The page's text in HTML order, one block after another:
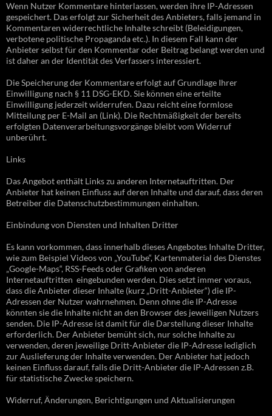
Wenn Nutzer Kommentare hinterlassen, werden ihre IP-Adressen
gespeichert. Das erfolgt zur Sicherheit des Anbieters, falls jemand in
Kommentaren widerrechtliche Inhalte schreibt (Beleidigungen,
verbotene politische Propaganda etc.). In diesem Fall kann der
Anbieter selbst für den Kommentar oder Beitrag belangt werden und
ist daher an der Identität des Verfassers interessiert.
Die Speicherung der Kommentare erfolgt auf Grundlage Ihrer
Einwilligung nach § 11 DSG-EKD. Sie können eine erteilte
Einwilligung jederzeit widerrufen. Dazu reicht eine formlose
Mitteilung per E-Mail an (Link). Die Rechtmäßigkeit der bereits
erfolgten Datenverarbeitungsvorgänge bleibt vom Widerruf
unberührt.
Links
Das Angebot enthält Links zu anderen Internetauftritten. Der
Anbieter hat keinen Einfluss auf deren Inhalte und darauf, dass deren
Betreiber die Datenschutzbestimmungen einhalten.
Einbindung von Diensten und Inhalten Dritter
Es kann vorkommen, dass innerhalb dieses Angebotes Inhalte Dritter,
wie zum Beispiel Videos von „YouTube“, Kartenmaterial des Dienstes
„Google-Maps“, RSS-Feeds oder Grafiken von anderen
Internetauftritten eingebunden werden. Dies setzt immer voraus,
dass die Anbieter dieser Inhalte (kurz „Dritt-Anbieter“) die IP-
Adressen der Nutzer wahrnehmen. Denn ohne die IP-Adresse
könnten sie die Inhalte nicht an den Browser des jeweiligen Nutzers
senden. Die IP-Adresse ist damit für die Darstellung dieser Inhalte
erforderlich. Der Anbieter bemüht sich, nur solche Inhalte zu
verwenden, deren jeweilige Dritt-Anbieter die IP-Adresse lediglich
zur Auslieferung der Inhalte verwenden. Der Anbieter hat jedoch
keinen Einfluss darauf, falls die Dritt-Anbieter die IP-Adressen z.B.
für statistische Zwecke speichern.
Widerruf, Änderungen, Berichtigungen und Aktualisierungen